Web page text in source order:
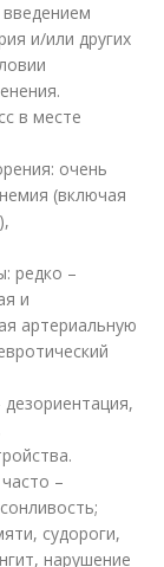
и/или других
в месте
очень
(включая
редко –
и
артериальную
дезориентация,
–
судороги,
нарушение